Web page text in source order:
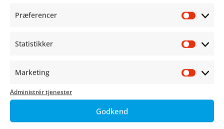
Præferencer
Statistikker
Marketing
Administrér tjenester
Godkend
SE HELE PROGRAMMET HER